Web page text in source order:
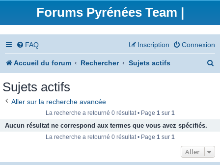
Forums Pyrénées Team |
FAQ Connexion
Inscription
Accueil du forum Rechercher Sujets actifs
Sujets actifs
Aller sur la recherche avancée
La recherche a retourné 0 résultat • Page 1sur 1
Aucun résultat ne correspond aux termes que vous avez spécifiés.
La recherche a retourné 0 résultat • Page 1sur 1
Aller